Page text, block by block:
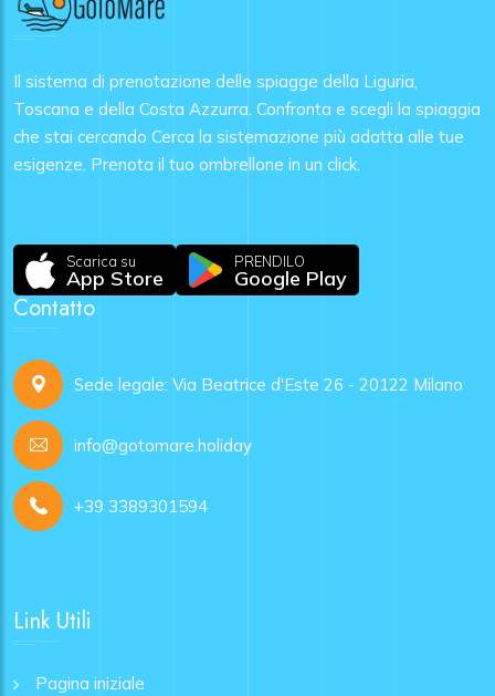
Il sistema di prenotazione delle spiagge della Liguria,
Toscana e della Costa Azzurra. Confronta e scegli la spiaggia
che stai cercando Cerca la sistemazione più adatta alle tue
esigenze. Prenota il tuo ombrellone in un click.
Scarica su
App Store
PRENDILO
Google Play
Contatto
Sede legale: Via Beatrice d'Este 26 - 20122 Milano
info@gotomare.holiday
+39 3389301594
Link Utili
Pagina iniziale